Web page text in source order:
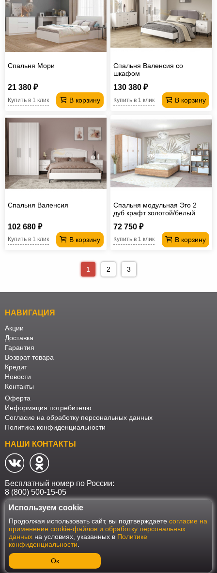
Спальня Мори
21 380 ₽
В корзину
Купить в 1 клик
Спальня Валенсия со
шкафом
130 380 ₽
В корзину
Купить в 1 клик
Спальня Валенсия
102 680 ₽
В корзину
Купить в 1 клик
Спальня модульная Эго 2
дуб крафт золотой/белый
72 750 ₽
В корзину
Купить в 1 клик
1 2 3
НАВИГАЦИЯ
Акции
Доставка
Гарантия
Возврат товара
Кредит
Новости
Контакты
Оферта
Информация потребителю
Согласие на обработку персональных данных
Политика конфиденциальности
НАШИ КОНТАКТЫ
Бесплатный номер по России:
8 (800) 500-15-05
Наш интернет-магазин работает в соответствии с требованиями
Федерального закона от 27 июля 2006 года №152-ФЗ "О персональных
данных". Оформить заказ на сайте Мебеласка возможно только при
наличии согласия на обработку Ваших персональных данных. Для
улучшения работы сайта и его взаимодействия с пользователями мы
используем файлы cookie. Продолжая пользоваться сайтом, вы
соглашаетесь с использованием cookie.
Используем cookie
Продолжая использовать сайт, вы подтверждаете согласие на
применение cookie-файлов и обработку персональных
данных на условиях, указанных в Политике
конфиденциальности
Ок